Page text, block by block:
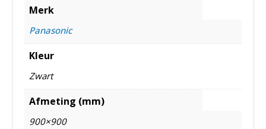
Merk
Panasonic
Kleur
Zwart
Afmeting (mm)
900×900